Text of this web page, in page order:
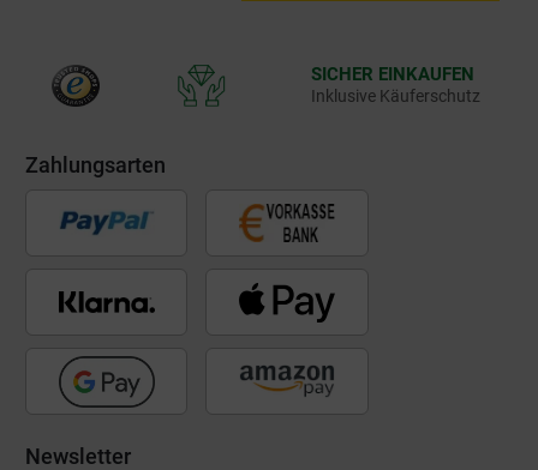
SICHER EINKAUFEN
Inklusive Käuferschutz
Zahlungsarten
Newsletter